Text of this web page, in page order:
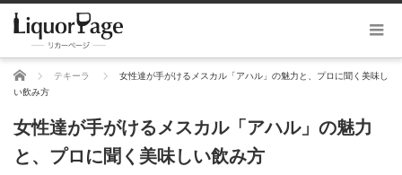
ホーム テキーラ
女性達が手がけるメスカル「アハル」の魅力と、プロに聞く美味し
い飲み方
女性達が手がけるメスカル「アハル」の魅力
と、プロに聞く美味しい飲み方